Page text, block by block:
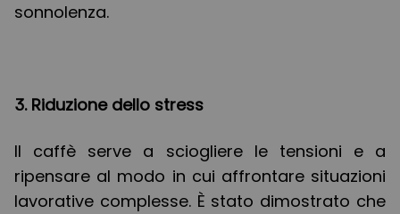
sonnolenza.
3. Riduzione dello stress
Il caffè serve a sciogliere le tensioni e a
ripensare al modo in cui affrontare situazioni
lavorative complesse. È stato dimostrato che